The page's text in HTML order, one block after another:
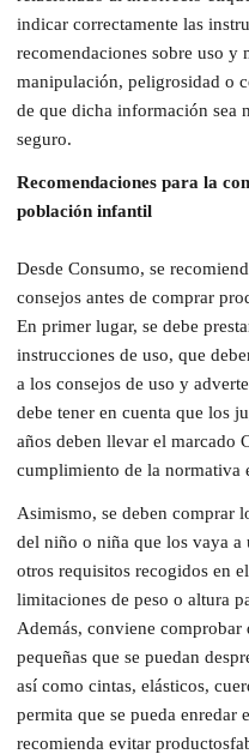
indicar correctamente las
recomendaciones sobre uso y
manipulación, peligrosidad o
de que dicha información sea
seguro.
Recomendaciones para la
población infantil
Desde Consumo, se
consejos antes de comprar
En primer lugar, se debe
instrucciones de uso, que
a los consejos de uso y
debe tener en cuenta que los
años deben llevar el marcado
cumplimiento de la normativa
Asimismo, se deben comprar
del niño o niña que los vaya a
otros requisitos recogidos en
limitaciones de peso o altura
Además, conviene
pequeñas que se puedan
así como cintas, elásticos,
permita que se pueda enredar
recomienda evitar